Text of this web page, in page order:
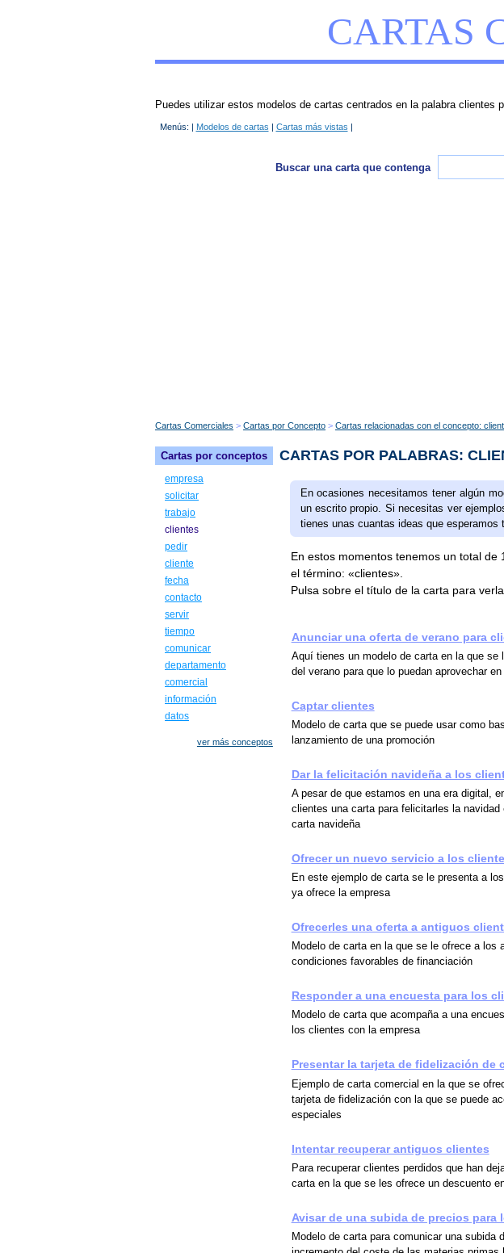
CARTAS
Puedes utilizar estos modelos de cartas centrados en la palabra clientes
Menús: | Modelos de cartas Cartas más vistas
Buscar una carta que contenga
Cartas Comerciales Cartas por Concepto Cartas relacionadas con el concepto:
CARTAS POR PALABRAS:
En ocasiones necesitamos tener algún
un escrito propio. Si necesitas ver
tienes unas cuantas ideas que esperamos
En estos momentos tenemos un total
el término: «clientes».
Pulsa sobre el título de la carta para verla
Anunciar una oferta de verano para
Aquí tienes un modelo de carta en la que
del verano para que lo puedan aprovechar
Captar clientes
Modelo de carta que se puede usar como
lanzamiento de una promoción
Dar la felicitación navideña a los
A pesar de que estamos en una era digital,
clientes una carta para felicitarles la
carta navideña
Ofrecer un nuevo servicio a los
En este ejemplo de carta se le presenta a
ya ofrece la empresa
Ofrecerles una oferta a antiguos
Modelo de carta en la que se le ofrece a
condiciones favorables de financiación
Responder a una encuesta para los
Modelo de carta que acompaña a una
los clientes con la empresa
Presentar la tarjeta de fidelización de
Ejemplo de carta comercial en la que se
tarjeta de fidelización con la que se puede
especiales
Intentar recuperar antiguos clientes
Para recuperar clientes perdidos que han
carta en la que se les ofrece un descuento
Avisar de una subida de precios para
Modelo de carta para comunicar una
Cartas por conceptos
empresa
solicitar
trabajo
clientes
pedir
cliente
fecha
contacto
servir
tiempo
comunicar
departamento
comercial
información
datos
ver más conceptos